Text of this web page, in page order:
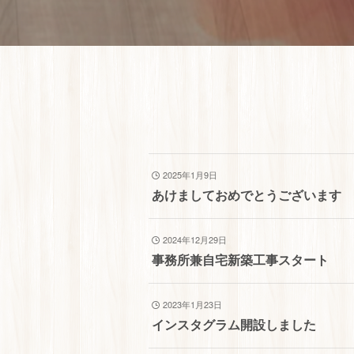
2025年1月9日
あけましておめでとうございます
2024年12月29日
事務所兼自宅新築工事スタート
2023年1月23日
インスタグラム開設しました